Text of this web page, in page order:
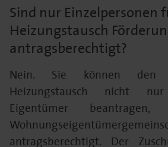
Sind nur Einzelpersonen
Heizungstausch
antragsberechtigt?
Nein. Sie können den
Heizungstausch nicht
Eigentümer
antragsberechtigt. Der